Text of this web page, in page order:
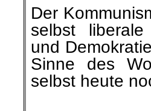
Der
selbst
und
Sinne des
selbst heute